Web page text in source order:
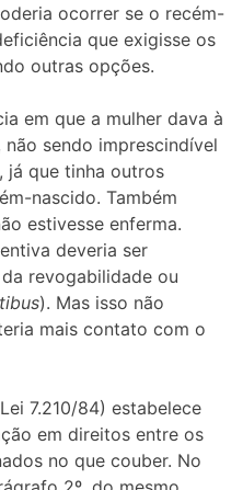
ocorrer se o recém-
que exigisse os
outras opções.
em que a mulher dava à
sendo imprescindível
já que tinha outros
nascido. Também
estivesse enferma.
deveria ser
revogabilidade ou
). Mas isso não
mais contato com o
7.210/84) estabelece
em direitos entre os
no que couber. No